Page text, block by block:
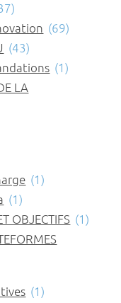
(69)
(43)
(1)
LA
(1)
(1)
OBJECTIFS (1)
(1)